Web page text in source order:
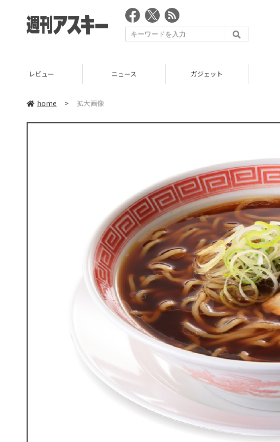
レビュー ニュース ガジェット
home > 拡大画像